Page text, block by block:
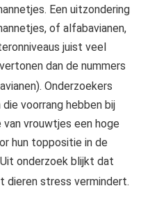
Een uitzondering
of alfabavianen,
juist veel
dan de nummers
Onderzoekers
voorrang hebben bij
vrouwtjes een hoge
hun toppositie in de
onderzoek blijkt dat
stress vermindert.